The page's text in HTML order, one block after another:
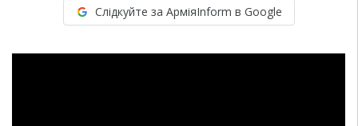
Слідкуйте за АрміяInform в Google